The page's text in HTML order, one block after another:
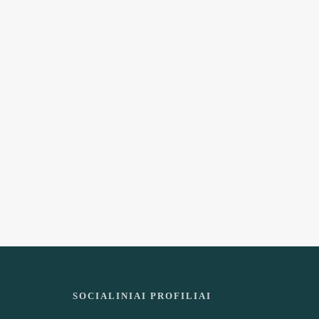
SOCIALINIAI PROFILIAI